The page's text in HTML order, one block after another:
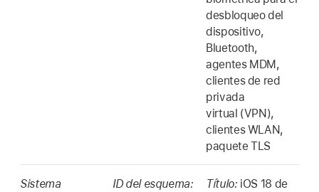
desbloqueo del
dispositivo,
Bluetooth,
agentes MDM,
clientes de red
privada
virtual (VPN),
clientes WLAN,
paquete TLS
Sistema
ID del esquema:
Título: iOS 18 de